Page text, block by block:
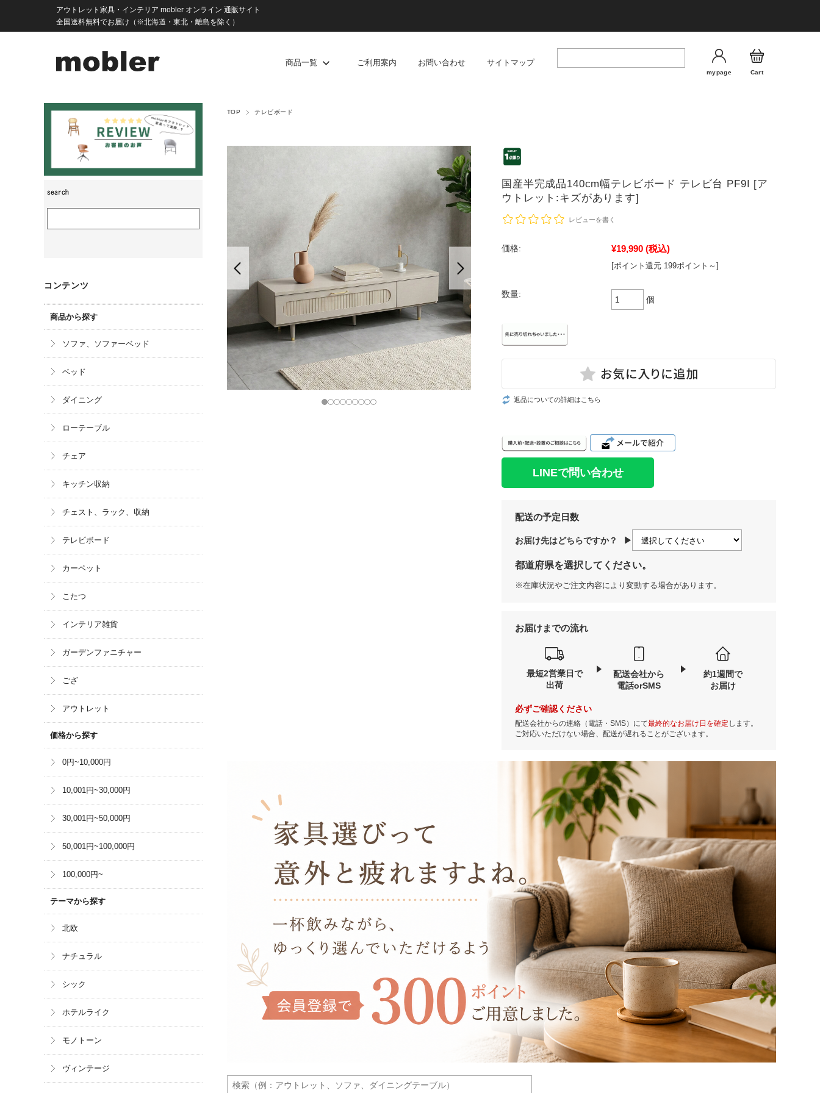
アウトレット家具・インテリア mobler オンライン 通販サイト
全国送料無料でお届け（※北海道・東北・離島を除く）
商品一覧 ご利用案内 お問い合わせ サイトマップ
mypage Cart
TOP テレビボード
国産半完成品140cm幅テレビボード テレビ台 PF9I [ア
ウトレット:キズがあります]
レビューを書く
価格: ¥19,990 (税込)
[ポイント還元 199ポイント～]
数量:
個
返品についての詳細はこちら
LINEで問い合わせ
配送の予定日数
お届け先はどちらですか？ ▶
都道府県を選択してください。
※在庫状況やご注文内容により変動する場合があります。
お届けまでの流れ
最短2営業日で
出荷
配送会社から
電話orSMS
約1週間で
お届け
必ずご確認ください
配送会社からの連絡（電話・SMS）にて最終的なお届け日を確定 します。
ご対応いただけない場合、配送が遅れることがございます。
コンテンツ
商品から探す
ソファ、ソファーベッド
ベッド
ダイニング
ローテーブル
チェア
キッチン収納
チェスト、ラック、収納
テレビボード
カーペット
こたつ
インテリア雑貨
ガーデンファニチャー
ござ
アウトレット
価格から探す
0円~10,000円
10,001円~30,000円
30,001円~50,000円
50,001円~100,000円
100,000円~
テーマから探す
北欧
ナチュラル
シック
ホテルライク
モノトーン
ヴィンテージ